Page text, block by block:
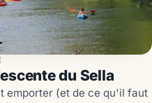
du Sella
emporter (et de ce qu'il faut